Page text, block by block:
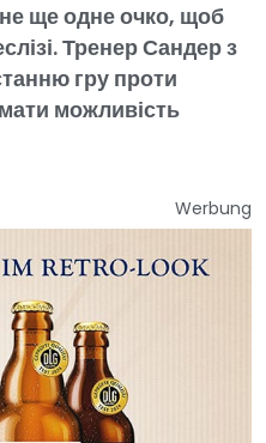
ще одне очко, щоб
Тренер Сандер з
гру проти
можливість
Werbung